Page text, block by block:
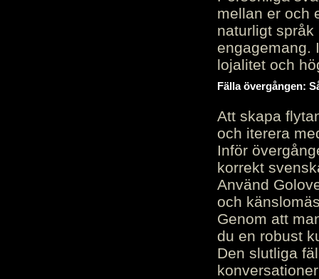
mellan er och
naturligt
engagemang.
lojalitet och
Fälla övergången:
Att skapa
och iterera
Inför
korrekt
Använd
och
Genom att
du en robust
Den slutliga